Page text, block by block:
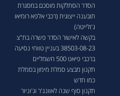
הסדר הסתלקות מוסכם במסגרת
תובענה ייצוגית (רכבי אלפא רומיאו
ג'ולייטה)
בקשה לאישור הסדר פשרה בת"צ
38503-08-23 בעניין טווחי נסיעה
ברכבי פיאט 500 חשמליים
תקנון מבצע סמלת מימון בסמלת
כמו חדש
תקנון סוף שנה לאוונג'ר וג'וניור